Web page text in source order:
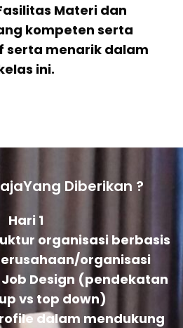
Materi dan
kompeten serta
serta menarik dalam
ini.
Diberikan ?
Hari 1
organisasi berbasis
organisasi
Job Design (pendekatan
vs top down)
dalam mendukung